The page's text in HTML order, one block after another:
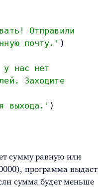
Отправили
почту.'
у нас нет
Заходите
выхода.' )
сумму равную или
программа выдаст
сумма будет меньше